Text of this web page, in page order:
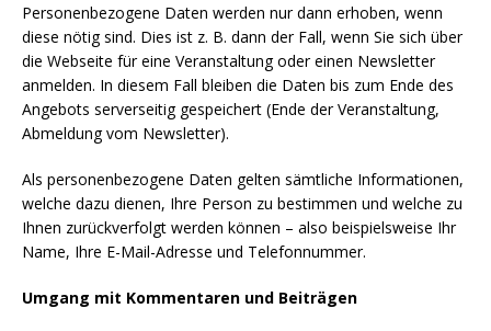
Personenbezogene Daten werden nur dann erhoben, wenn
diese nötig sind. Dies ist z. B. dann der Fall, wenn Sie sich über
die Webseite für eine Veranstaltung oder einen Newsletter
anmelden. In diesem Fall bleiben die Daten bis zum Ende des
Angebots serverseitig gespeichert (Ende der Veranstaltung,
Abmeldung vom Newsletter).
Als personenbezogene Daten gelten sämtliche Informationen,
welche dazu dienen, Ihre Person zu bestimmen und welche zu
Ihnen zurückverfolgt werden können – also beispielsweise Ihr
Name, Ihre E-Mail-Adresse und Telefonnummer.
Umgang mit Kommentaren und Beiträgen